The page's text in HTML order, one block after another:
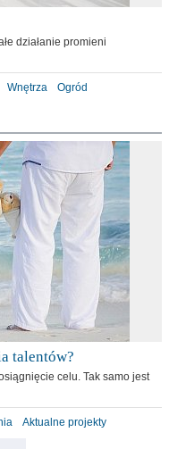
działanie promieni
Wnętrza Ogród
talentów?
celu. Tak samo jest
Aktualne projekty